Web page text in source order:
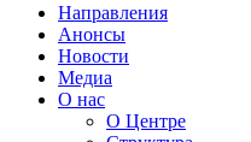
Направления
Анонсы
Новости
Медиа
О нас
О Центре